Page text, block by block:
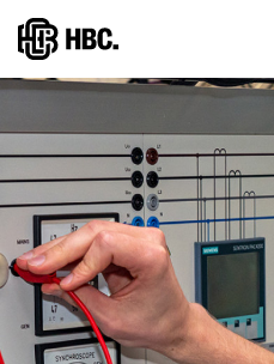
Direkt
zum
Inhalt